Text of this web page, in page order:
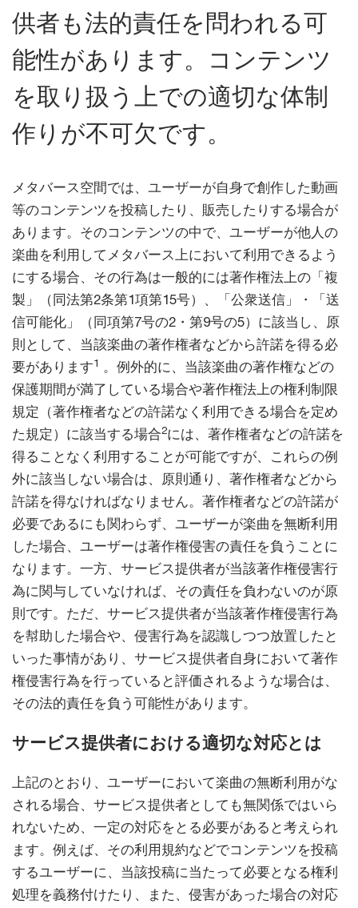
供者も法的責任を問われる可
能性があります。コンテンツ
を取り扱う上での適切な体制
作りが不可欠です。
メタバース空間では、ユーザーが自身で創作した動画
等のコンテンツを投稿したり、販売したりする場合が
あります。そのコンテンツの中で、ユーザーが他人の
楽曲を利用してメタバース上において利用できるよう
にする場合、その行為は一般的には著作権法上の「複
製」（同法第2条第1項第15号）、「公衆送信」・「送
信可能化」（同項第7号の2・第9号の5）に該当し、原
則として、当該楽曲の著作権者などから許諾を得る必
要があります1 。例外的に、当該楽曲の著作権などの
保護期間が満了している場合や著作権法上の権利制限
規定（著作権者などの許諾なく利用できる場合を定め
た規定）に該当する場合2には、著作権者などの許諾を
得ることなく利用することが可能ですが、これらの例
外に該当しない場合は、原則通り、著作権者などから
許諾を得なければなりません。著作権者などの許諾が
必要であるにも関わらず、ユーザーが楽曲を無断利用
した場合、ユーザーは著作権侵害の責任を負うことに
なります。一方、サービス提供者が当該著作権侵害行
為に関与していなければ、その責任を負わないのが原
則です。ただ、サービス提供者が当該著作権侵害行為
を幇助した場合や、侵害行為を認識しつつ放置したと
いった事情があり、サービス提供者自身において著作
権侵害行為を行っていると評価されるような場合は、
その法的責任を負う可能性があります。
サービス提供者における適切な対応とは
上記のとおり、ユーザーにおいて楽曲の無断利用がな
される場合、サービス提供者としても無関係ではいら
れないため、一定の対応をとる必要があると考えられ
ます。例えば、その利用規約などでコンテンツを投稿
するユーザーに、当該投稿に当たって必要となる権利
処理を義務付けたり、また、侵害があった場合の対応